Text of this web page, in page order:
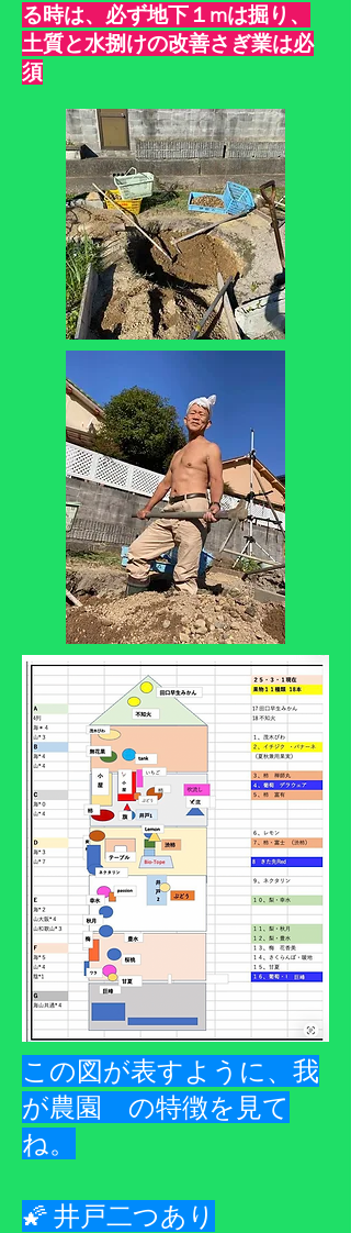
る時は、必ず地下１mは掘り、
土質と水捌けの改善さぎ業は必
須
​この図が表すように、我
が農園 の特徴を見て
ね。
🌠 井戸二つあり